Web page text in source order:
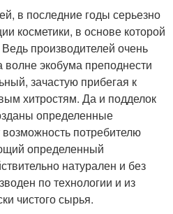
в последние годы серьезно
косметики, в основе которой
производителей очень
волне экобума преподнести
зачастую прибегая к
хитростям. Да и подделок
определенные
потребителю
определенный
натурален и без
по технологии и из
чистого сырья.